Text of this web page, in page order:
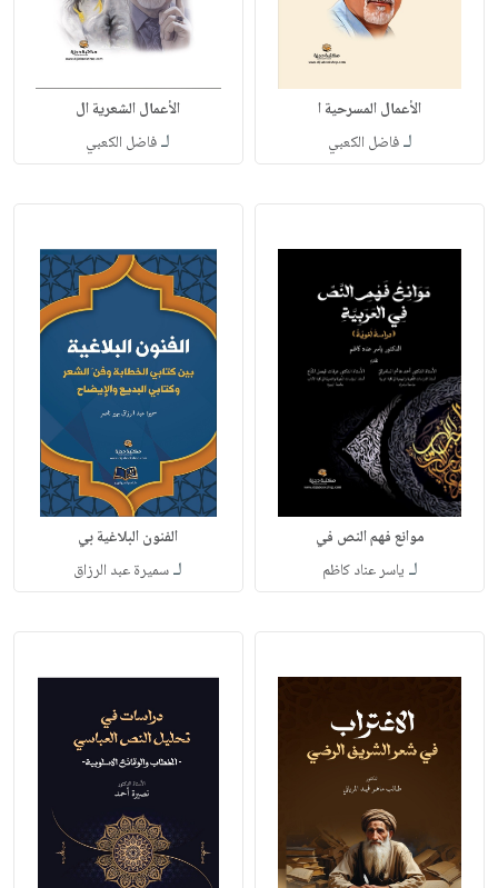
الأعمال المسرحية ا
لـفاضل الكعبي
الأعمال الشعرية ال
لـفاضل الكعبي
موانع فهم النص في
لـ ياسر عناد كاظم
الفنون البلاغية بي
لـسميرة عبد الرزاق